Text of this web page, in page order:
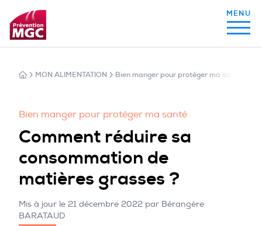
MON ALIMENTATION
MON ACTIVITÉ PHYSIQUE
MA SANTÉ AU QUOTIDIEN
MON ALIMENTATION Bien manger pour protéger ma santé
Bien manger pour protéger ma santé
Comment réduire sa
consommation de
matières grasses ?
Mis à jour le 21 décembre 2022 par Bérangère
BARATAUD